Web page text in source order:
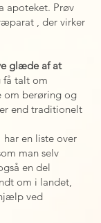
apoteket. Prøv
, der virker
glæde af at
få talt om
om berøring og
end traditionelt
har en liste over
man selv
en del
om i landet,
ved